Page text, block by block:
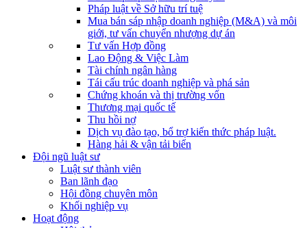
Pháp luật về Sở hữu trí tuệ
Mua bán sáp nhập doanh nghiệp (M&A) và môi
giới, tư vấn chuyển nhượng dự án
Tư vấn Hợp đồng
Lao Động & Việc Làm
Tài chính ngân hàng
Tái cấu trúc doanh nghiệp và phá sản
Chứng khoán và thị trường vốn
Thương mại quốc tế
Thu hồi nợ
Dịch vụ đào tạo, bổ trợ kiến thức pháp luật.
Hàng hải & vận tải biển
Đội ngũ luật sư
Luật sư thành viên
Ban lãnh đạo
Hội đồng chuyên môn
Khối nghiệp vụ
Hoạt động